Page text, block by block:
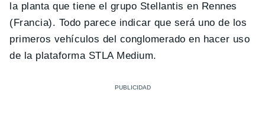
la planta que tiene el grupo Stellantis en Rennes
(Francia). Todo parece indicar que será uno de los
primeros vehículos del conglomerado en hacer uso
de la plataforma STLA Medium.